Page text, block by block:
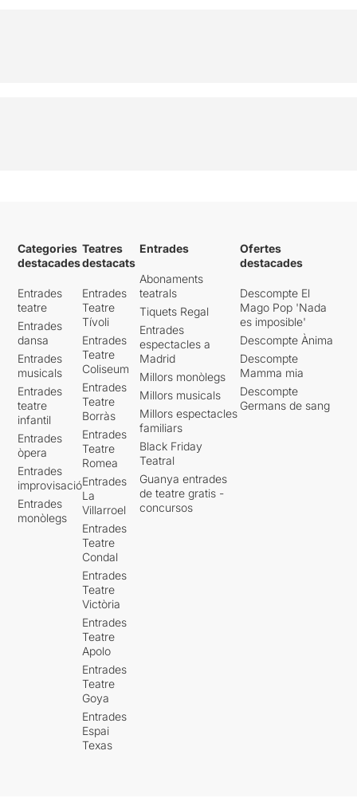
Categories
destacades
Entrades
teatre
Entrades
dansa
Entrades
musicals
Entrades
teatre
infantil
Entrades
òpera
Entrades
improvisació
Entrades
monòlegs
Teatres
destacats
Entrades
Teatre
Tívoli
Entrades
Teatre
Coliseum
Entrades
Teatre
Borràs
Entrades
Teatre
Romea
Entrades
La
Villarroel
Entrades
Teatre
Condal
Entrades
Teatre
Victòria
Entrades
Teatre
Apolo
Entrades
Teatre
Goya
Entrades
Espai
Texas
Entrades
Abonaments
teatrals
Tiquets Regal
Entrades
espectacles a
Madrid
Millors monòlegs
Millors musicals
Millors espectacles
familiars
Black Friday
Teatral
Guanya entrades
de teatre gratis -
concursos
Ofertes
destacades
Descompte El
Mago Pop 'Nada
es imposible'
Descompte Ànima
Descompte
Mamma mia
Descompte
Germans de sang